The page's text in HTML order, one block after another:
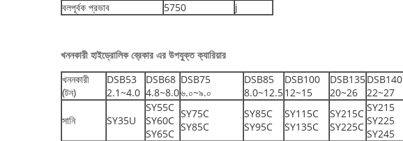
বলপূর্বক প্রভাব
5750 j
খননকারী হাইড্রোলিক ব্রেকার এর উপযুক্ত ক্যারিয়ার
খননকারী
(টন)
DSB53
2.1~4.0
DSB68
4.8~8.0
DSB75
৬.০~৯.০
DSB85
8.0~12.5
DSB100
12~15
DSB135
20~26
DSB140
22~27
সানি SY35U
SY55C
SY60C
SY65C
SY75C
SY85C
SY85C
SY95C
SY115C
SY135C
SY215C
SY225C
SY215
SY225
SY245